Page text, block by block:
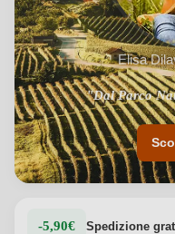
Elisa
"Dal Parco
-5,90€ Spedizione